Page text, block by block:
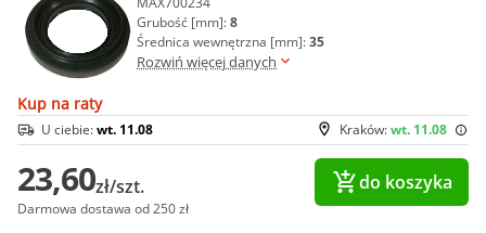
Grubość [mm]:8
Średnica wewnętrzna [mm]:35
Rozwiń więcej danych
Kup na raty
Kraków:wt. 11.08
U ciebie:wt. 11.08
23,60zł/szt.
Darmowa dostawa od 250 zł
do koszyka